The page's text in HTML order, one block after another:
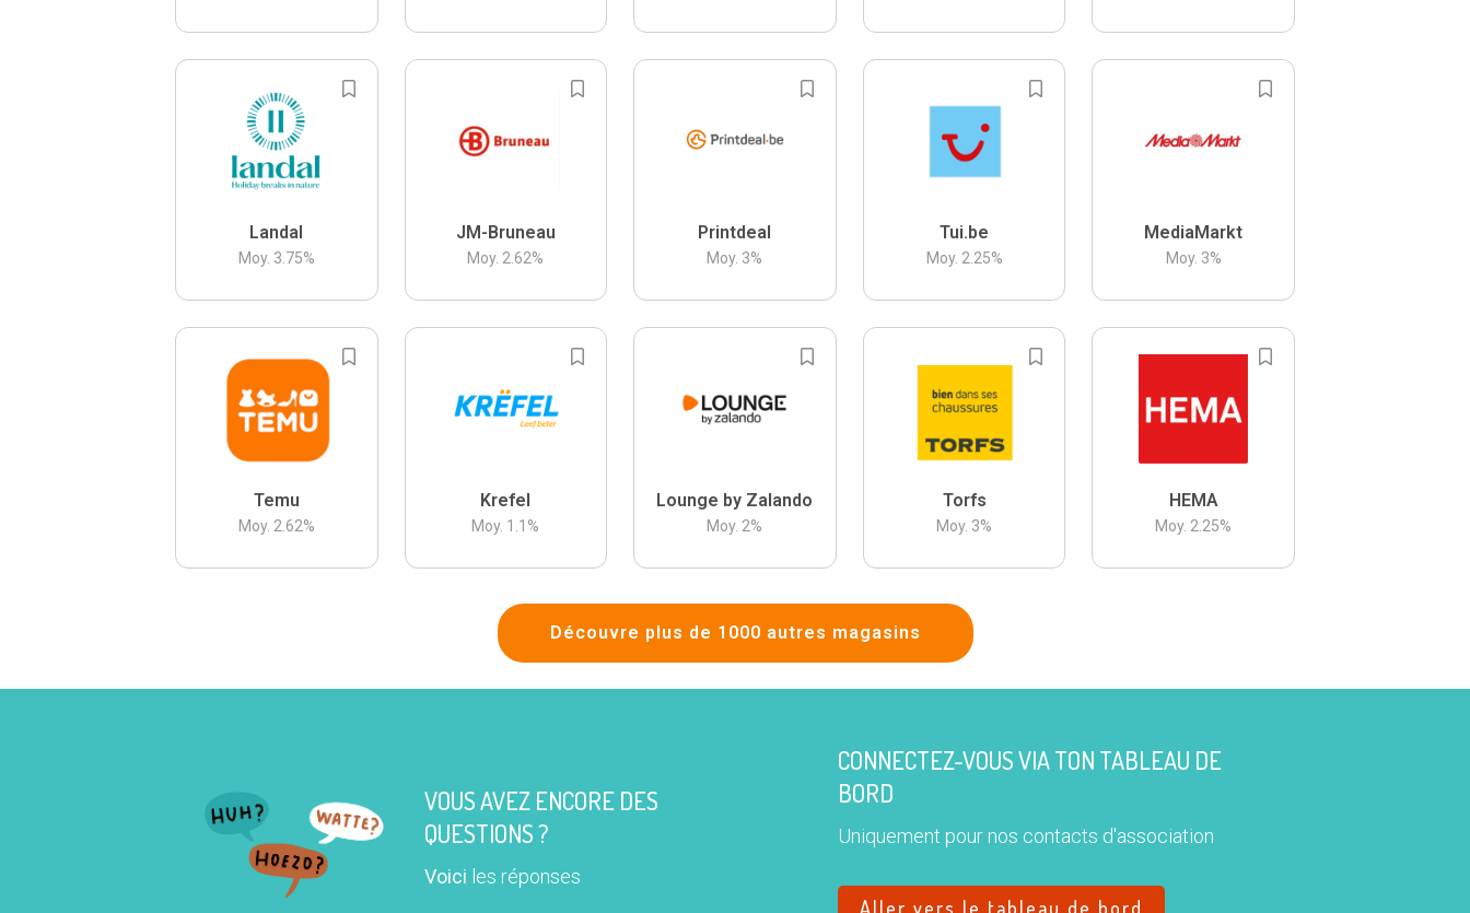
Landal
Moy. 3.75%
JM-Bruneau
Moy. 2.62%
Printdeal
Moy. 3%
Tui.be
Moy. 2.25%
MediaMarkt
Moy. 3%
Temu
Moy. 2.62%
Krefel
Moy. 1.1 %
Lounge by Zalando
Moy. 2%
Torfs
Moy. 3%
HEMA
Moy. 2.25%
Découvre plus de 1000 autres magasins
VOUS AVEZ ENCORE DES
QUESTIONS ?
Voici les réponses
CONNECTEZ-VOUS VIA TON TABLEAU DE
BORD
Uniquement pour nos contacts d'association
Aller vers le tableau de bord